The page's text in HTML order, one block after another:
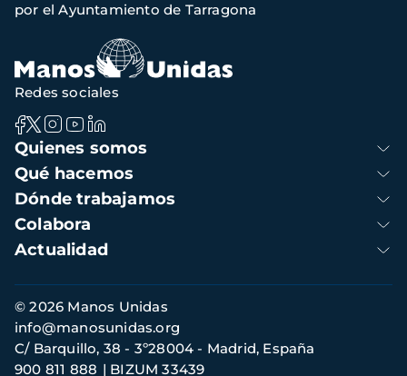
por el Ayuntamiento de Tarragona
Navegación
principal
Quienes somos
Qué hacemos
Dónde trabajamos
Colabora
Actualidad
Redes sociales
Información
de
contacto
© 2026 Manos Unidas
C/ Barquillo, 38 - 3º28004 - Madrid, España
900 811 888
BIZUM 33439
info@manosunidas.org